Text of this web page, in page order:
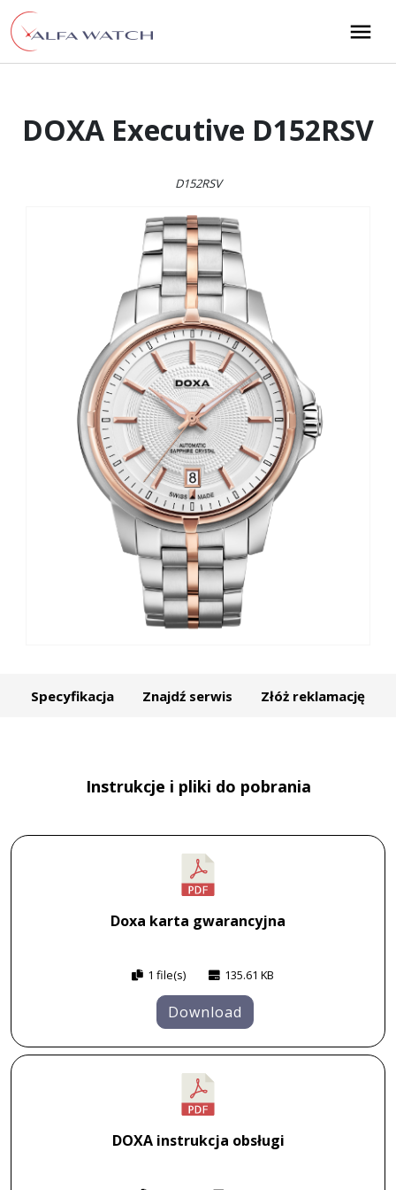
Przejdź do treści
Main Navigation
DOXA Executive D152RSV
D152RSV
Specyfikacja Znajdź serwis Złóż reklamację
Instrukcje i pliki do pobrania
Doxa karta gwarancyjna
1 file(s) 135.61 KB
Download
DOXA instrukcja obsługi